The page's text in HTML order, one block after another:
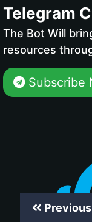
Telegram
The Bot Will
resources
Subscribe